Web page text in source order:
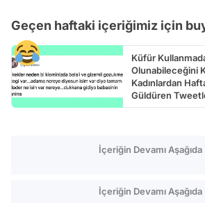
Geçen haftaki içeriğimiz için
Küfür
Olunabileceğini
Kadınlardan
Güldüren
İçeriğin Devamı Aşağıda
İçeriğin Devamı Aşağıda